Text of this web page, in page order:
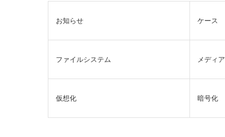
お知らせ ケース
ファイルシステム メディア
仮想化 暗号化